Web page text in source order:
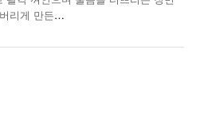
리게 만든…